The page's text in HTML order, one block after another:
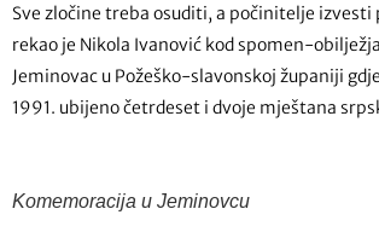
Sve zločine treba osuditi, a počinitelje izvesti
rekao je Nikola Ivanović kod spomen-
Jeminovac u Požeško-slavonskoj županiji
1991. ubijeno četrdeset i dvoje mještana
Komemoracija u Jeminovcu